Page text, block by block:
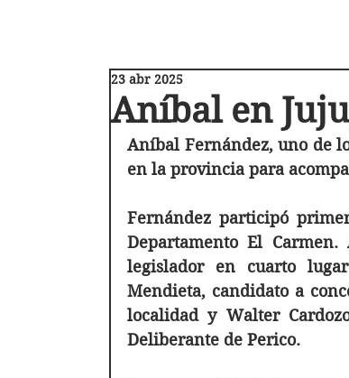
Aníbal en
23 abr 2025
Aníbal Fernández, uno de
en la provincia para
Fernández participó
Departamento El
legislador en cuarto
Mendieta, candidato a
localidad y Walter
Deliberante de Perico.